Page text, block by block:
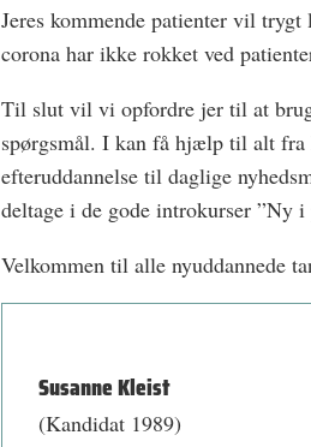
Jeres kommende patienter vil
corona har ikke rokket ved
Til slut vil vi opfordre jer til at
spørgsmål. I kan få hjælp til alt fra
efteruddannelse til daglige
deltage i de gode introkurser ”Ny
Velkommen til alle nyuddannede
Susanne Kleist
(Kandidat 1989)